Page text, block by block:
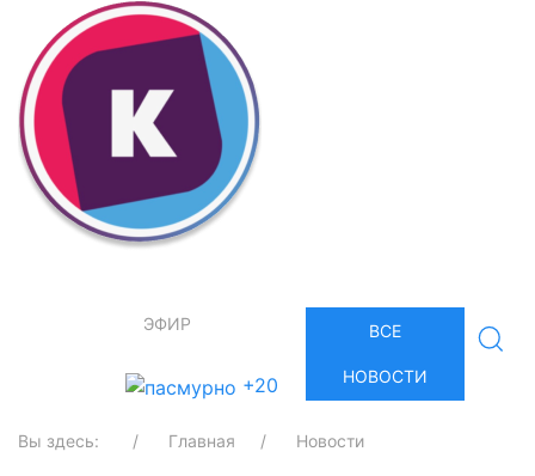
ЭФИР
+20
ВСЕ
НОВОСТИ
Вы здесь: Главная Новости